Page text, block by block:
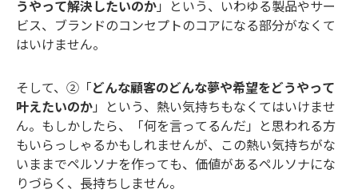
うやって解決したいのか」という、いわゆる製品やサー
ビス、ブランドのコンセプトのコアになる部分がなくて
はいけません。
そして、②「どんな顧客のどんな夢や希望をどうやって
叶えたいのか」という、熱い気持ちもなくてはいけませ
ん。もしかしたら、「何を言ってるんだ」と思われる方
もいらっしゃるかもしれませんが、この熱い気持ちがな
いままでペルソナを作っても、価値があるペルソナにな
りづらく、長持ちしません。